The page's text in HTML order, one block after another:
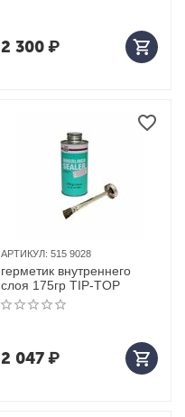
2 300₽
АРТИКУЛ: 515 9028
герметик внутреннего
слоя 175гр TIP-TOP
2 047₽